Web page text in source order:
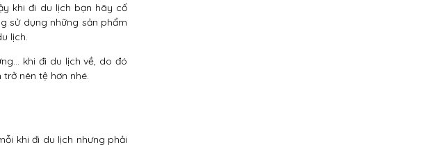
khi đi du lịch bạn hãy cố
sử dụng những sản phẩm
lịch.
khi đi du lịch về, do đó
nên tệ hơn nhé.
khi đi du lịch nhưng phải